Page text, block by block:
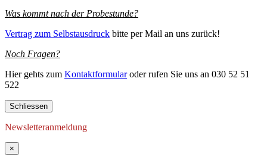
Was kommt nach der Probestunde?
Vertrag zum Selbstausdruck bitte per Mail an uns zurück!
Noch Fragen?
Hier gehts zum Kontaktformularoder rufen Sie uns an 030 52 51
522
Schliessen
Newsletteranmeldung
×